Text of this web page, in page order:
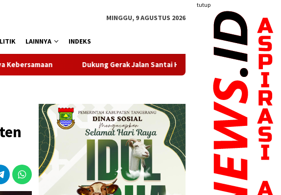
tutup
MINGGU, 9 AGUSTUS 2026
LAINNYA INDEKS
Dukung Gerak Jalan Santai HUT RI, Puskesmas Pasir Nangka Hadirkan Layanan